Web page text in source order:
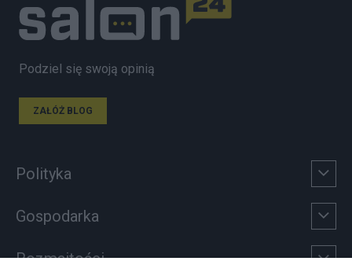
Podziel się swoją opinią
ZAŁÓŻ BLOG
Polityka
Gospodarka
Rozmaitości